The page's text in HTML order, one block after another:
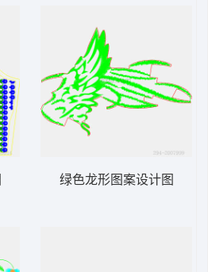
绿色龙形图案设计图